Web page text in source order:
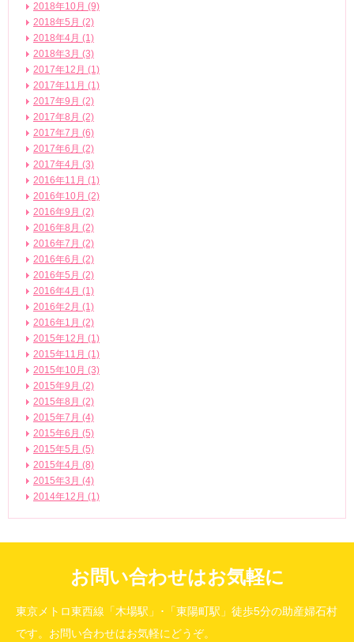
2018年10月 (9)
2018年5月 (2)
2018年4月 (1)
2018年3月 (3)
2017年12月 (1)
2017年11月 (1)
2017年9月 (2)
2017年8月 (2)
2017年7月 (6)
2017年6月 (2)
2017年4月 (3)
2016年11月 (1)
2016年10月 (2)
2016年9月 (2)
2016年8月 (2)
2016年7月 (2)
2016年6月 (2)
2016年5月 (2)
2016年4月 (1)
2016年2月 (1)
2016年1月 (2)
2015年12月 (1)
2015年11月 (1)
2015年10月 (3)
2015年9月 (2)
2015年8月 (2)
2015年7月 (4)
2015年6月 (5)
2015年5月 (5)
2015年4月 (8)
2015年3月 (4)
2014年12月 (1)
お問い合わせはお気軽に
東京メトロ東西線「木場駅」･「東陽町駅」徒歩5分の助産婦石村
です。お問い合わせはお気軽にどうぞ。